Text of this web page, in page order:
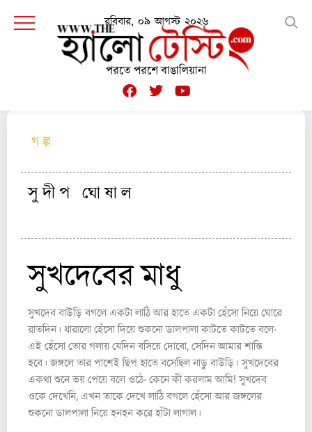
রবিবার, ০৯ আগস্ট ২০২৬
পরতে পরশে বাঙালিয়ানা
গ ল্প
সু দী প ঘো ষা ল
সুখদেবের মাধু
সুখদেব বাউড়ি বগলে একটা লাঠি আর হাতে একটা হেঁসো নিয়ে ঘোরে
রাতদিন। ধারালো হেঁসো দিয়ে শুকনো ডালপালা কাটতে কাটতে বলে-
এই হেঁসো তোর গলায় যেদিন বসিয়ে দোবো, সেদিন আমার শান্তি
হবে। জঙ্গলে তার পাশেই ছিপ হাতে বসেছিল নাড়ু বাউড়ি। সুখদেবের
একথা শুনে ভয় পেয়ে বলে ওঠে- কেনে কী করলাম আমি! সুখদেব
ওকে দেখেনি, এখন তাকে দেখে লাঠি বগলে হেঁসো আর জঙ্গলের
শুকনো ডালপালা নিয়ে হনহন করে হাঁটা লাগাল।